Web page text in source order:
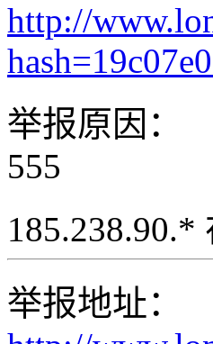
http://
举报原因：
555
185.238.90.*
举报地址：